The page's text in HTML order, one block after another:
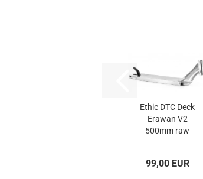
Ethic DTC Deck
Erawan V2
500mm raw
99,00 EUR